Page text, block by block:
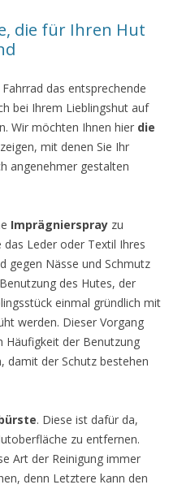
die für Ihren Hut
das entsprechende
bei Ihrem Lieblingshut auf
Wir möchten Ihnen hier die
zeigen, mit denen Sie Ihr
angenehmer gestalten
Imprägnierspray zu
Leder oder Textil Ihres
gegen Nässe und Schmutz
des Hutes, der
einmal gründlich mit
werden. Dieser Vorgang
Häufigkeit der Benutzung
damit der Schutz bestehen
. Diese ist dafür da,
zu entfernen.
Art der Reinigung immer
denn Letztere kann den